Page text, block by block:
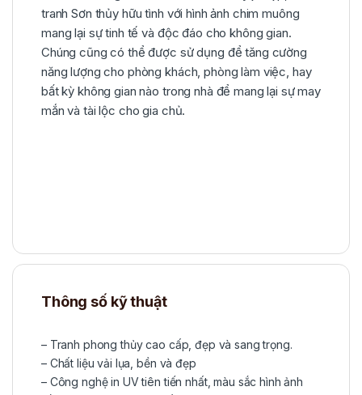
tranh Sơn thủy hữu tình với hình ảnh chim muông
mang lại sự tinh tế và độc đáo cho không gian.
Chúng cũng có thể được sử dụng để tăng cường
năng lượng cho phòng khách, phòng làm việc, hay
bất kỳ không gian nào trong nhà để mang lại sự may
mắn và tài lộc cho gia chủ.
Thông số kỹ thuật
– Tranh phong thủy cao cấp, đẹp và sang trọng.
– Chất liệu vải lụa, bền và đẹp
– Công nghệ in UV tiên tiến nhất, màu sắc hình ảnh